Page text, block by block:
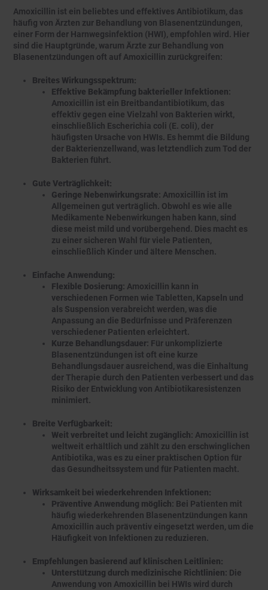
Amoxicillin ist ein beliebtes und effektives Antibiotikum, das
häufig von Ärzten zur Behandlung von Blasenentzündungen,
einer Form der Harnwegsinfektion (HWI), empfohlen wird. Hier
sind die Hauptgründe, warum Ärzte zur Behandlung von
Blasenentzündungen oft auf Amoxicillin zurückgreifen:
Breites Wirkungsspektrum:
Effektive Bekämpfung bakterieller Infektionen:
Amoxicillin ist ein Breitbandantibiotikum, das
effektiv gegen eine Vielzahl von Bakterien wirkt,
einschließlich Escherichia coli (E. coli), der
häufigsten Ursache von HWIs. Es hemmt die Bildung
der Bakterienzellwand, was letztendlich zum Tod der
Bakterien führt.
Gute Verträglichkeit:
Geringe Nebenwirkungsrate: Amoxicillin ist im
Allgemeinen gut verträglich. Obwohl es wie alle
Medikamente Nebenwirkungen haben kann, sind
diese meist mild und vorübergehend. Dies macht es
zu einer sicheren Wahl für viele Patienten,
einschließlich Kinder und ältere Menschen.
Einfache Anwendung:
Flexible Dosierung: Amoxicillin kann in
verschiedenen Formen wie Tabletten, Kapseln und
als Suspension verabreicht werden, was die
Anpassung an die Bedürfnisse und Präferenzen
verschiedener Patienten erleichtert.
Kurze Behandlungsdauer: Für unkomplizierte
Blasenentzündungen ist oft eine kurze
Behandlungsdauer ausreichend, was die Einhaltung
der Therapie durch den Patienten verbessert und das
Risiko der Entwicklung von Antibiotikaresistenzen
minimiert.
Breite Verfügbarkeit:
Weit verbreitet und leicht zugänglich: Amoxicillin ist
weltweit erhältlich und zählt zu den erschwinglichen
Antibiotika, was es zu einer praktischen Option für
das Gesundheitssystem und für Patienten macht.
Wirksamkeit bei wiederkehrenden Infektionen:
Präventive Anwendung möglich: Bei Patienten mit
häufig wiederkehrenden Blasenentzündungen kann
Amoxicillin auch präventiv eingesetzt werden, um die
Häufigkeit von Infektionen zu reduzieren.
Empfehlungen basierend auf klinischen Leitlinien:
Unterstützung durch medizinische Richtlinien: Die
Anwendung von Amoxicillin bei HWIs wird durch